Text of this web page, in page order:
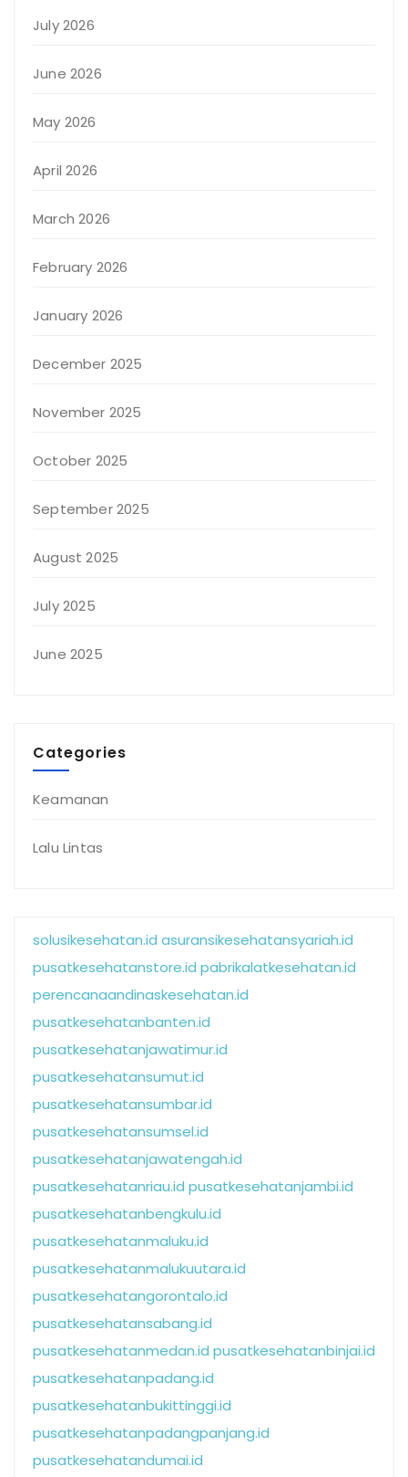
July 2026
June 2026
May 2026
April 2026
March 2026
February 2026
January 2026
December 2025
November 2025
October 2025
September 2025
August 2025
July 2025
June 2025
Categories
Keamanan
Lalu Lintas
solusikesehatan.id asuransikesehatansyariah.id
pusatkesehatanstore.id pabrikalatkesehatan.id
perencanaandinaskesehatan.id
pusatkesehatanbanten.id
pusatkesehatanjawatimur.id
pusatkesehatansumut.id
pusatkesehatansumbar.id
pusatkesehatansumsel.id
pusatkesehatanjawatengah.id
pusatkesehatanriau.id pusatkesehatanjambi.id
pusatkesehatanbengkulu.id
pusatkesehatanmaluku.id
pusatkesehatanmalukuutara.id
pusatkesehatangorontalo.id
pusatkesehatansabang.id
pusatkesehatanmedan.id pusatkesehatanbinjai.id
pusatkesehatanpadang.id
pusatkesehatanbukittinggi.id
pusatkesehatanpadangpanjang.id
pusatkesehatandumai.id